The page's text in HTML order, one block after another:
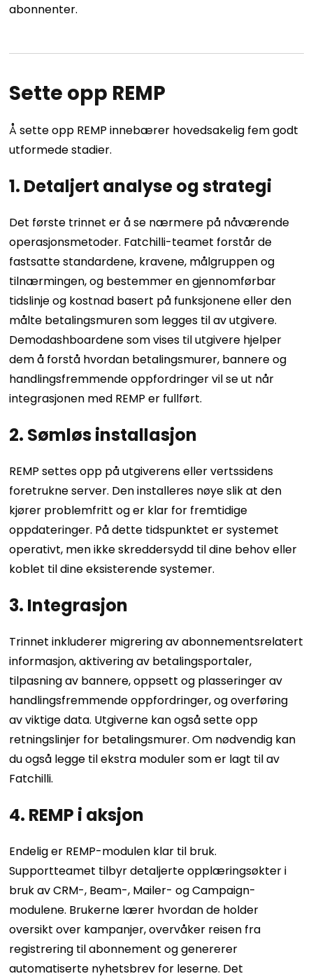
abonnenter.
Sette opp REMP
Å sette opp REMP innebærer hovedsakelig fem godt
utformede stadier.
1. Detaljert analyse og strategi
Det første trinnet er å se nærmere på nåværende
operasjonsmetoder. Fatchilli-teamet forstår de
fastsatte standardene, kravene, målgruppen og
tilnærmingen, og bestemmer en gjennomførbar
tidslinje og kostnad basert på funksjonene eller den
målte betalingsmuren som legges til av utgivere.
Demodashboardene som vises til utgivere hjelper
dem å forstå hvordan betalingsmurer, bannere og
handlingsfremmende oppfordringer vil se ut når
integrasjonen med REMP er fullført.
2. Sømløs installasjon
REMP settes opp på utgiverens eller vertssidens
foretrukne server. Den installeres nøye slik at den
kjører problemfritt og er klar for fremtidige
oppdateringer. På dette tidspunktet er systemet
operativt, men ikke skreddersydd til dine behov eller
koblet til dine eksisterende systemer.
3. Integrasjon
Trinnet inkluderer migrering av abonnementsrelatert
informasjon, aktivering av betalingsportaler,
tilpasning av bannere, oppsett og plasseringer av
handlingsfremmende oppfordringer, og overføring
av viktige data. Utgiverne kan også sette opp
retningslinjer for betalingsmurer. Om nødvendig kan
du også legge til ekstra moduler som er lagt til av
Fatchilli.
4. REMP i aksjon
Endelig er REMP-modulen klar til bruk.
Supportteamet tilbyr detaljerte opplæringsøkter i
bruk av CRM-, Beam-, Mailer- og Campaign-
modulene. Brukerne lærer hvordan de holder
oversikt over kampanjer, overvåker reisen fra
registrering til abonnement og genererer
automatiserte nyhetsbrev for leserne. Det